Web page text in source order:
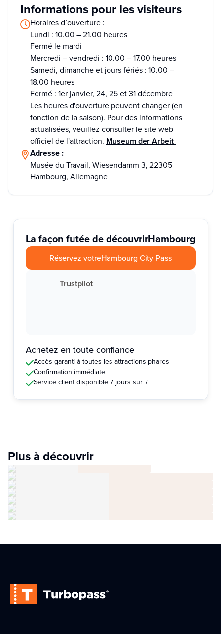
Informations pour les visiteurs
Horaires d’ouverture :
Lundi : 10.00 – 21.00 heures
Fermé le mardi
Mercredi – vendredi : 10.00 – 17.00 heures
Samedi, dimanche et jours fériés : 10.00 –
18.00 heures
Fermé : 1er janvier, 24, 25 et 31 décembre
Les heures d'ouverture peuvent changer (en
fonction de la saison). Pour des informations
actualisées, veuillez consulter le site web
officiel de l'attraction. Museum der Arbeit
Adresse :
Musée du Travail, Wiesendamm 3, 22305
Hambourg, Allemagne
La façon futée de découvrirHambourg
Réservez votreHambourg City Pass
Trustpilot
Achetez en toute confiance
Accès garanti à toutes les attractions phares
Confirmation immédiate
Service client disponible 7 jours sur 7
Plus à découvrir